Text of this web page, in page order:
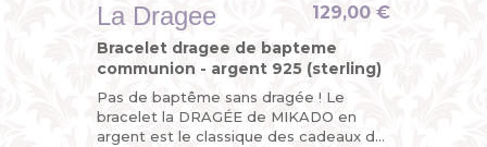
La Dragee
Bracelet dragee de bapteme
communion - argent 925 (sterling)
Pas de baptême sans dragée ! Le
bracelet la DRAGÉE de MIKADO en
argent est le classique des cadeaux de
129,00 €